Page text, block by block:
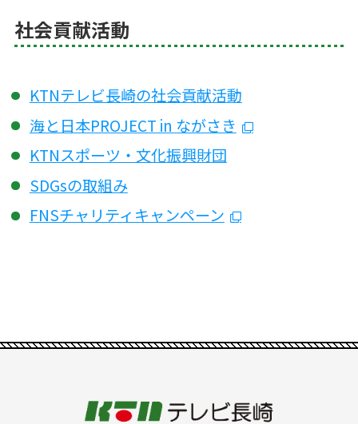
社会貢献活動
KTNテレビ長崎の社会貢献活動
海と日本PROJECT in ながさき
KTNスポーツ・文化振興財団
SDGsの取組み
FNSチャリティキャンペーン